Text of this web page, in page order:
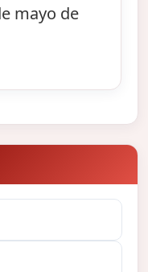
mayo de